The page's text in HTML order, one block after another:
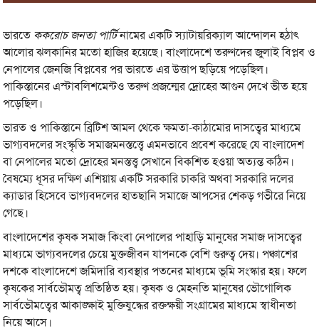
ভারতে ককরোচ জনতা পার্টিনামের একটি স্যাটায়রিক্যাল আন্দোলন হঠাৎ
আলোর ঝলকানির মতো হাজির হয়েছে। বাংলাদেশে তরুণদের জুলাই বিপ্লব ও
নেপালের জেনজি বিপ্লবের পর ভারতে এর উত্তাপ ছড়িয়ে পড়েছিল।
পাকিস্তানের এস্টাবলিশমেন্টও তরুণ প্রজন্মের দ্রোহের আগুন দেখে ভীত হয়ে
পড়েছিল।
ভারত ও পাকিস্তানে ব্রিটিশ আমল থেকে ক্ষমতা-কাঠামোর দাসত্বের মাধ্যমে
ভাগ্যবদলের সংস্কৃতি সমাজমনস্তত্ত্বে এমনভাবে প্রবেশ করেছে যে বাংলাদেশ
বা নেপালের মতো দ্রোহের মনস্তত্ত্ব সেখানে বিকশিত হওয়া অত্যন্ত কঠিন।
বৈষম্যে ধূসর দক্ষিণ এশিয়ায় একটি সরকারি চাকরি অথবা সরকারি দলের
ক্যাডার হিসেবে ভাগ্যবদলের হাতছানি সমাজে আপসের শেকড় গভীরে নিয়ে
গেছে।
বাংলাদেশের কৃষক সমাজ কিংবা নেপালের পাহাড়ি মানুষের সমাজ দাসত্বের
মাধ্যমে ভাগ্যবদলের চেয়ে মুক্তজীবন যাপনকে বেশি গুরুত্ব দেয়। পঞ্চাশের
দশকে বাংলাদেশে জমিদারি ব্যবস্থার পতনের মাধ্যমে ভূমি সংস্কার হয়। ফলে
কৃষকের সার্বভৌমত্ব প্রতিষ্ঠিত হয়। কৃষক ও মেহনতি মানুষের ভৌগোলিক
সার্বভৌমত্বের আকাঙ্ক্ষাই মুক্তিযুদ্ধের রক্তক্ষয়ী সংগ্রামের মাধ্যমে স্বাধীনতা
নিয়ে আসে।